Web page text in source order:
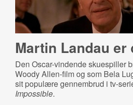
Martin Landau er
Den Oscar-vindende skuespiller
Woody Allen-film og som Bela
sit populære gennembrud i tv-
Impossible.